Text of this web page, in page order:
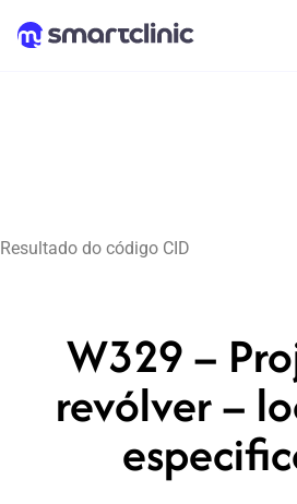
Resultado do código CID
W329 –
revólver –